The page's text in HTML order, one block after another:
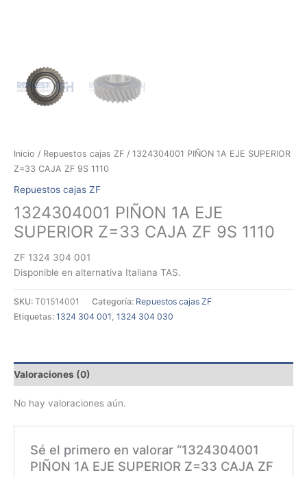
Inicio / Repuestos cajas ZF / 1324304001 PIÑON 1A EJE SUPERIOR
Z=33 CAJA ZF 9S 1110
Repuestos cajas ZF
1324304001 PIÑON 1A EJE
SUPERIOR Z=33 CAJA ZF 9S 1110
ZF 1324 304 001
Disponible en alternativa Italiana TAS.
SKU: T01514001 Categoría: Repuestos cajas ZF
Etiquetas: 1324 304 001 , 1324 304 030
Valoraciones (0)
No hay valoraciones aún.
Sé el primero en valorar “1324304001
PIÑON 1A EJE SUPERIOR Z=33 CAJA ZF